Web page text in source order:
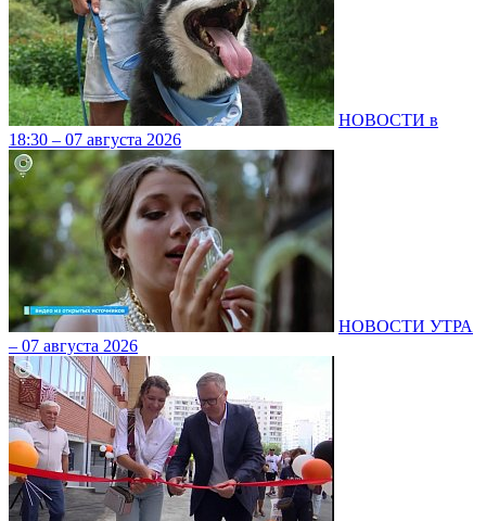
НОВОСТИ в
18:30 – 07 августа 2026
НОВОСТИ УТРА
– 07 августа 2026